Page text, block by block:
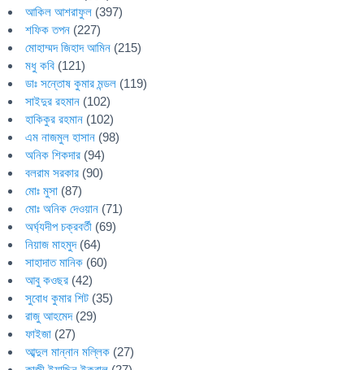
আকিল আশরাফুল (397)
শফিক তপন (227)
মোহাম্মদ জিহাদ আমিন (215)
মধু কবি (121)
ডাঃ সন্তোষ কুমার মন্ডল (119)
সাইদুর রহমান (102)
হাকিকুর রহমান (102)
এম নাজমুল হাসান (98)
অনিক শিকদার (94)
বলরাম সরকার (90)
মোঃ মুসা (87)
মোঃ অনিক দেওয়ান (71)
অর্ঘ্যদীপ চক্রবর্তী (69)
নিয়াজ মাহমুদ(64)
সাহাদাত মানিক (60)
আবু কওছর (42)
সুবোধ কুমার শিট (35)
রাজু আহমেদ(29)
ফাইজা (27)
আব্দুল মান্নান মল্লিক (27)